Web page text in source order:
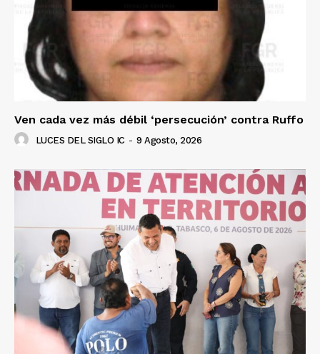
Ven cada vez más débil ‘persecución’ contra Ruffo
LUCES DEL SIGLO IC - 9 Agosto, 2026